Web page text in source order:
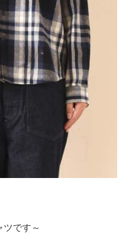
ツです～